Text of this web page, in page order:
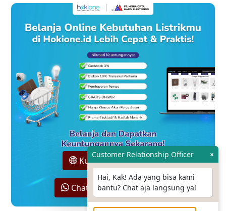
Customer Relationship Officer ×
Hai, Kak! Ada yang bisa kami
bantu? Chat aja langsung ya!
Kunjungi Hokione.id
Chat Sales Support Kami